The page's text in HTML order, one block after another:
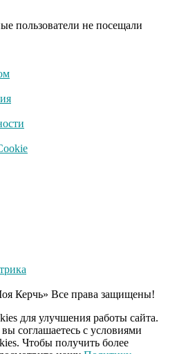
пользователи не посещали
Керчь» Все права защищены!
для улучшения работы сайта.
соглашаетесь с условиями
Чтобы получить более